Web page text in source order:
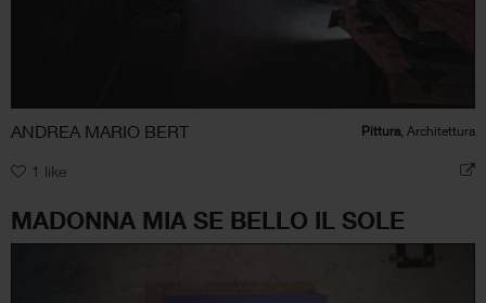
ANDREA MARIO BERT Pittura , Architettura
1 like
MADONNA MIA SE BELLO IL SOLE